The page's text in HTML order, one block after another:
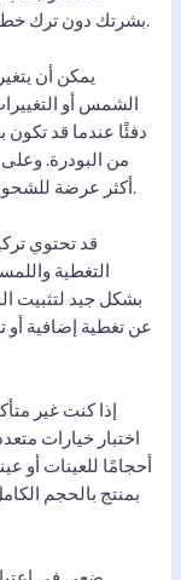
بشرتك دون ترك خط ملحوظ، فمن المحتمل أنك وجدت تطابقًا جيدًا.
يمكن أن
الشمس أو
دفئًا عندما قد
من البودرة.
أكثر عرضة للشحوب، فاختاري ظلًا أفتح يكمل لون بشرتك الحالي.
قد تحتوي
التغطية
بشكل جيد لتثبيت
عن تغطية إضافية
إذا كنت غير
اختبار خيارات
أحجامًا للعينات أو
بمنتج بالحجم